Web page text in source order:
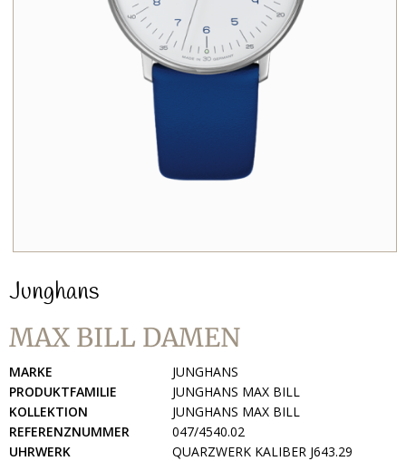
Junghans
MAX BILL DAMEN
MARKE
JUNGHANS
PRODUKTFAMILIE
JUNGHANS MAX BILL
KOLLEKTION
JUNGHANS MAX BILL
REFERENZNUMMER
047/4540.02
UHRWERK
QUARZWERK KALIBER J643.29